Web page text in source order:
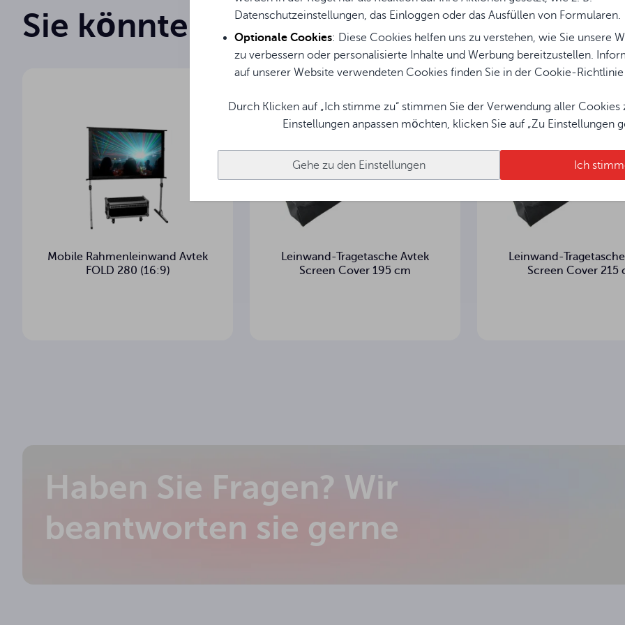
Datenschutzeinstellungen, das Einloggen oder das Ausfüllen von Formularen.
Optionale Cookies: Diese Cookies helfen uns zu verstehen, wie Sie unsere
zu verbessern oder personalisierte Inhalte und Werbung bereitzustellen.
auf unserer Website verwendeten Cookies finden Sie in der Cookie-Richtlinie
Durch Klicken auf „Ich stimme zu“ stimmen Sie der Verwendung aller Cookies
Einstellungen anpassen möchten, klicken Sie auf „Zu Einstellungen
Gehe zu den Einstellungen Ich
Breite des Bildschirms 263.8 cm
157 cm
137.2 cm
Seitliche schwarze Rahmen
Projektionsfläche Matt White
Betrachtungswinkel
Abmessungen des Gehäuses
Sie könnten an ihnen interessiert sein
Mobile Rahmenleinwand Avtek
FOLD 280 (16:9)
Leinwand-Tragetasche Avtek
Screen Cover 195 cm
Leinwand-
Screen Cover 215
Haben Sie Fragen? Wir
beantworten sie gerne